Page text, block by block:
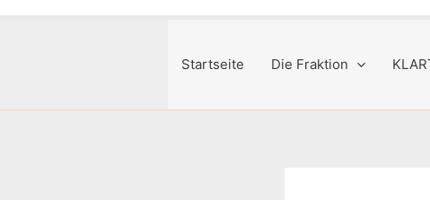
Startseite Die Fraktion